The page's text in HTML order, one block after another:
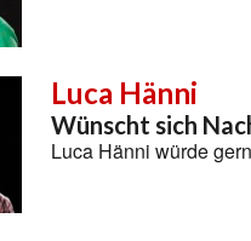
Luca Hänni
Wünscht sich
Luca Hänni würde